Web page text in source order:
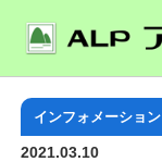
インフォメーション
2021.03.10